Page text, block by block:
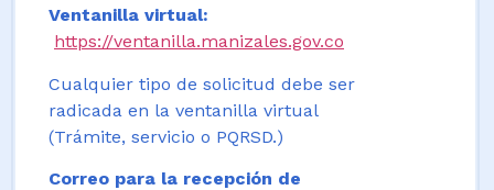
Ventanilla virtual:
https://ventanilla.manizales.gov.co
Cualquier tipo de solicitud debe ser
radicada en la ventanilla virtual
(Trámite, servicio o PQRSD.)
Correo para la recepción de